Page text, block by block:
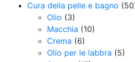
Cura della pelle e bagno
Olio (3)
Macchia (10)
Crema (6)
Olio per le labbra (5)